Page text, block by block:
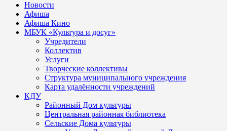
Новости
Афиша
Афиша Кино
МБУК «Культура и досуг»
Учредители
Коллектив
Услуги
Творческие коллективы
Структура муниципального учреждения
Карта удалённости учреждений
КДУ
Районный Дом культуры
Центральная районная библиотека
Сельские Дома культуры